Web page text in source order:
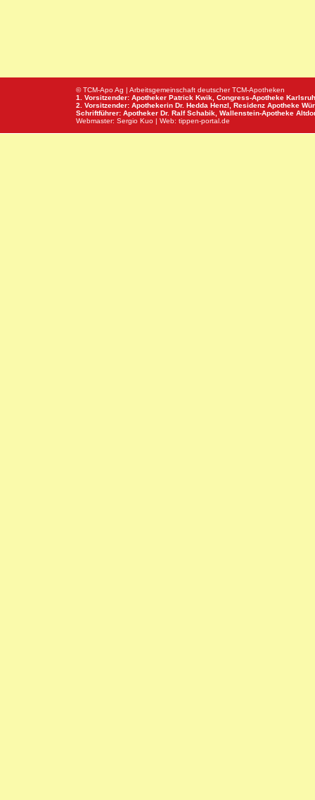
© TCM-Apo Ag | Arbeitsgemeinschaft deutscher TCM-Apotheken
1. Vorsitzender: Apotheker Patrick Kwik, Congress-Apotheke
2. Vorsitzender: Apothekerin Dr. Hedda Henzl, Residenz Apotheke
Schriftführer: Apotheker Dr. Ralf Schabik, Wallenstein-Apotheke
Webmaster: Sergio Kuo | Web: tippen-portal.de